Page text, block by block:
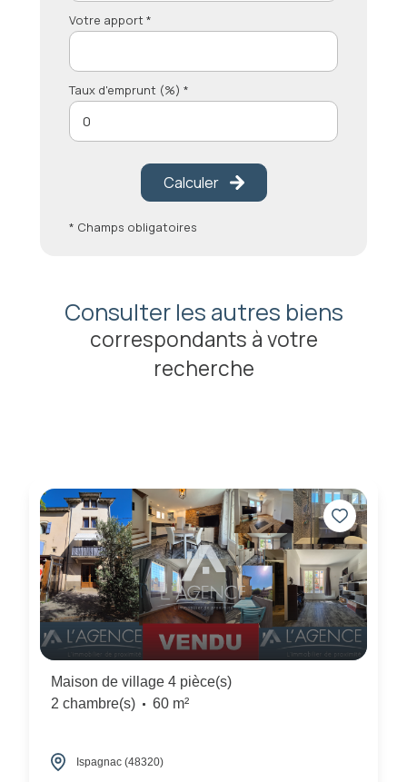
Votre apport *
Taux d'emprunt (%) *
Calculer
* Champs obligatoires
Consulter les autres biens
correspondants à votre
recherche
Maison de village 4 pièce(s)
2 chambre(s)
60 m²
Ispagnac (48320)